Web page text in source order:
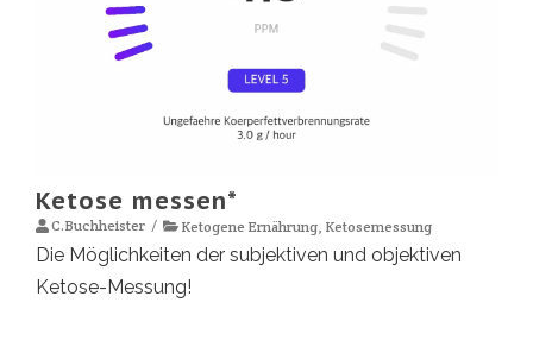
Ketose messen*
C.Buchheister Ketogene Ernährung Ketosemessung
Die Möglichkeiten der subjektiven und objektiven
Ketose-Messung!